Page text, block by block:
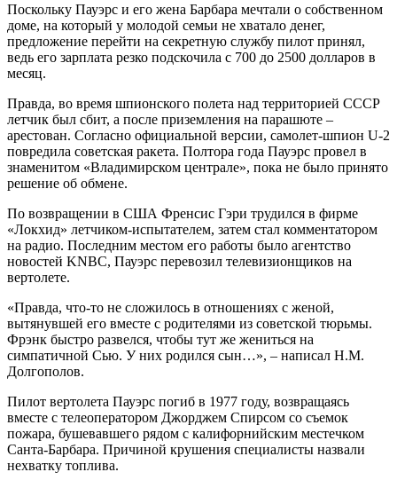
Поскольку Пауэрс и его жена Барбара мечтали о собственном
доме, на который у молодой семьи не хватало денег,
предложение перейти на секретную службу пилот принял,
ведь его зарплата резко подскочила с 700 до 2500 долларов в
месяц.
Правда, во время шпионского полета над территорией СССР
летчик был сбит, а после приземления на парашюте –
арестован. Согласно официальной версии, самолет-шпион U-2
повредила советская ракета. Полтора года Пауэрс провел в
знаменитом «Владимирском централе», пока не было принято
решение об обмене.
По возвращении в США Френсис Гэри трудился в фирме
«Локхид» летчиком-испытателем, затем стал комментатором
на радио. Последним местом его работы было агентство
новостей KNBC, Пауэрс перевозил телевизионщиков на
вертолете.
«Правда, что-то не сложилось в отношениях с женой,
вытянувшей его вместе с родителями из советской тюрьмы.
Фрэнк быстро развелся, чтобы тут же жениться на
симпатичной Сью. У них родился сын…», – написал Н.М.
Долгополов.
Пилот вертолета Пауэрс погиб в 1977 году, возвращаясь
вместе с телеоператором Джорджем Спирсом со съемок
пожара, бушевавшего рядом с калифорнийским местечком
Санта-Барбара. Причиной крушения специалисты назвали
нехватку топлива.